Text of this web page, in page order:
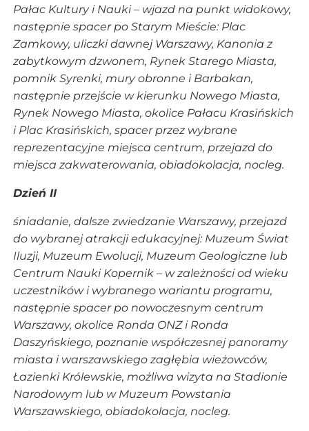
Pałac Kultury i Nauki – wjazd na punkt widokowy,
następnie spacer po Starym Mieście: Plac
Zamkowy, uliczki dawnej Warszawy, Kanonia z
zabytkowym dzwonem, Rynek Starego Miasta,
pomnik Syrenki, mury obronne i Barbakan,
następnie przejście w kierunku Nowego Miasta,
Rynek Nowego Miasta, okolice Pałacu Krasińskich
i Plac Krasińskich, spacer przez wybrane
reprezentacyjne miejsca centrum, przejazd do
miejsca zakwaterowania, obiadokolacja, nocleg.
Dzień II
śniadanie, dalsze zwiedzanie Warszawy, przejazd
do wybranej atrakcji edukacyjnej: Muzeum Świat
Iluzji, Muzeum Ewolucji, Muzeum Geologiczne lub
Centrum Nauki Kopernik – w zależności od wieku
uczestników i wybranego wariantu programu,
następnie spacer po nowoczesnym centrum
Warszawy, okolice Ronda ONZ i Ronda
Daszyńskiego, poznanie współczesnej panoramy
miasta i warszawskiego zagłębia wieżowców,
Łazienki Królewskie, możliwa wizyta na Stadionie
Narodowym lub w Muzeum Powstania
Warszawskiego, obiadokolacja, nocleg.